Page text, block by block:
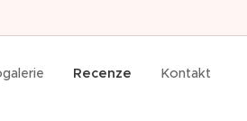
Recenze Kontakt